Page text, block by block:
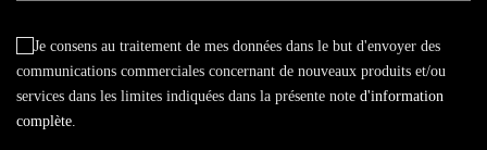
Je consens au traitement de mes données dans le but d'envoyer des
communications commerciales concernant de nouveaux produits et/ou
services dans les limites indiquées dans la présente note d'information
complète.